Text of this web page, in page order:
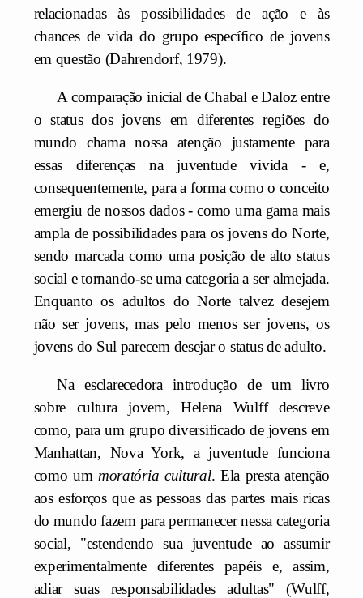
relacionadas às possibilidades de ação e às
chances de vida do grupo específico de jovens
em questão (Dahrendorf, 1979).
A comparação inicial de Chabal e Daloz entre
o status dos jovens em diferentes regiões do
mundo chama nossa atenção justamente para
essas diferenças na juventude vivida - e,
consequentemente, para a forma como o conceito
emergiu de nossos dados - como uma gama mais
ampla de possibilidades para os jovens do Norte,
sendo marcada como uma posição de alto status
social e tornando-se uma categoria a ser almejada.
Enquanto os adultos do Norte talvez desejem
não ser jovens, mas pelo menos ser jovens, os
jovens do Sul parecem desejar o status de adulto.
Na esclarecedora introdução de um livro
sobre cultura jovem, Helena Wulff descreve
como, para um grupo diversificado de jovens em
Manhattan, Nova York, a juventude funciona
como um moratória cultural. Ela presta atenção
aos esforços que as pessoas das partes mais ricas
do mundo fazem para permanecer nessa categoria
social, "estendendo sua juventude ao assumir
experimentalmente diferentes papéis e, assim,
adiar suas responsabilidades adultas" (Wulff,